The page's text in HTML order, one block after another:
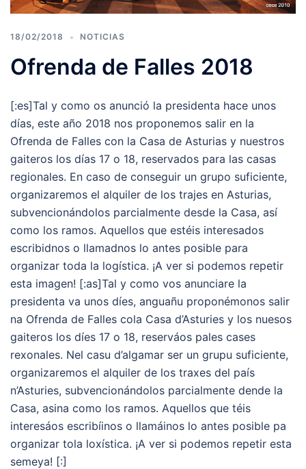
18/02/2018 NOTICIAS
Ofrenda de Falles 2018
[:es]Tal y como os anunció la presidenta hace unos
días, este año 2018 nos proponemos salir en la
Ofrenda de Falles con la Casa de Asturias y nuestros
gaiteros los días 17 o 18, reservados para las casas
regionales. En caso de conseguir un grupo suficiente,
organizaremos el alquiler de los trajes en Asturias,
subvencionándolos parcialmente desde la Casa, así
como los ramos. Aquellos que estéis interesados
escribidnos o llamadnos lo antes posible para
organizar toda la logística. ¡A ver si podemos repetir
esta imagen! [:as]Tal y como vos anunciare la
presidenta va unos díes, anguañu proponémonos salir
na Ofrenda de Falles cola Casa d’Asturies y los nuesos
gaiteros los díes 17 o 18, reserváos pales cases
rexonales. Nel casu d’algamar ser un grupu suficiente,
organizaremos el alquiler de los traxes del país
n’Asturies, subvencionándolos parcialmente dende la
Casa, asina como los ramos. Aquellos que téis
interesáos escribíinos o llamáinos lo antes posible pa
organizar tola loxística. ¡A ver si podemos repetir esta
semeya! [:]